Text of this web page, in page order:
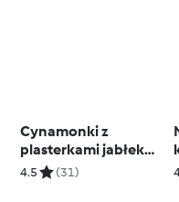
Cynamonki z
plasterkami jabłek
(TM7, TM6, TM5)
4.5 (31)